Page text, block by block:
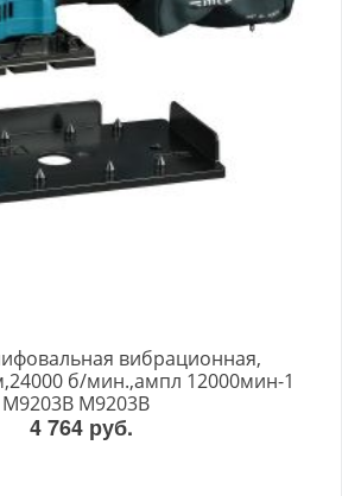
вибрационная,
б/мин.,ампл 12000мин-1
M9203B M9203B
4 764 руб.